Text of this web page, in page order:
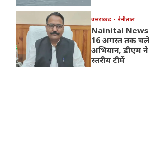
उत्तराखंड नैनीताल
Nainital
16 अगस्त तक
अभियान, डीएम
स्तरीय टीमें